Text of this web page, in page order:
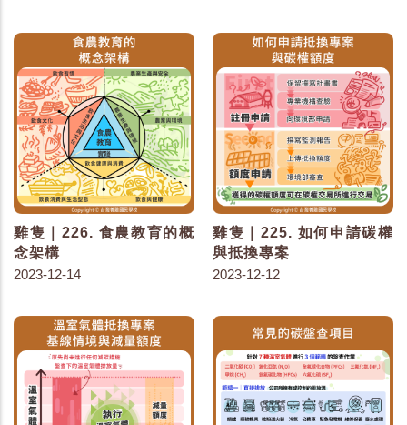
雞隻｜226. 食農教育的概
念架構
2023-12-14
雞隻｜225. 如何申請碳權
與抵換專案
2023-12-12